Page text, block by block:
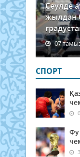
Сеулде
жылдан
07
СПОРТ